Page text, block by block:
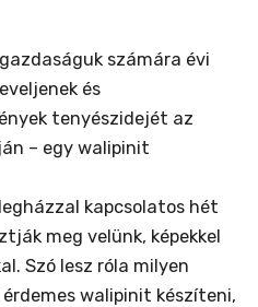
számára évi
és
tenyészidejét az
– egy walipinit
kapcsolatos hét
meg velünk, képekkel
Szó lesz róla milyen
walipinit készíteni,